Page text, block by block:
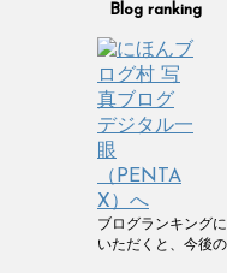
Blog ranking
ブログランキング
いただくと、今後